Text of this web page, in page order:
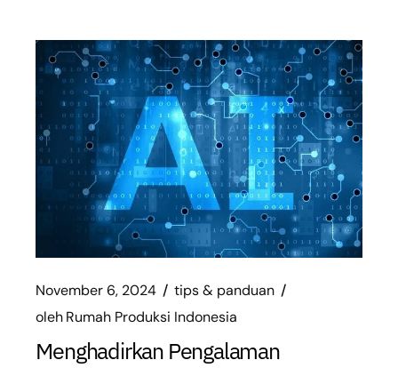
November 6, 2024
tips & panduan
olehRumah Produksi Indonesia
Menghadirkan Pengalaman